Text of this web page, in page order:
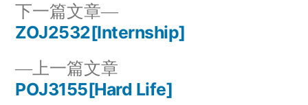
文
章 上一篇文章
一
POJ3155[Hard Life]
下一篇文章
下
一
章：
ZOJ2532[Internship]